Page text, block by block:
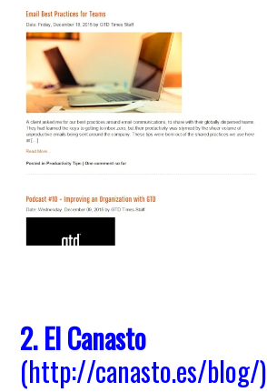
2. El Canasto
(http://canasto.es/blog/)